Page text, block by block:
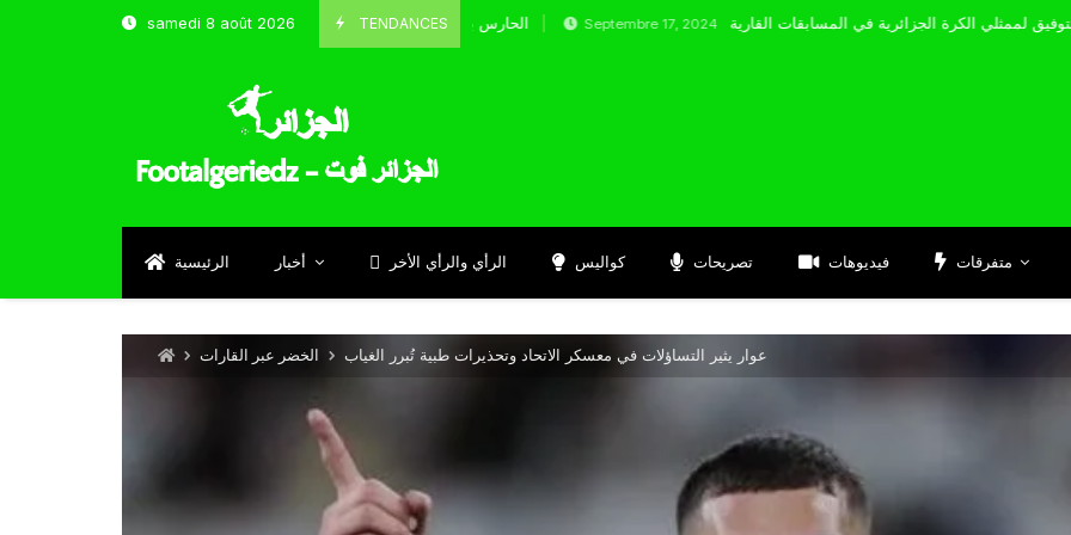
samedi 8 août 2026 TENDANCES
الحارس بوحلفاية يتحدث عن طموحاته مع المنتخب و شباب قسنطينة Septembre 17, 2024
الرئيسية أخبار الرأي والرأي الأخر كواليس تصريحات فيديوهات متفرقات
الخضر عبر القارات عوار يثير التساؤلات في معسكر الاتحاد وتحذيرات طبية تُبرر الغياب